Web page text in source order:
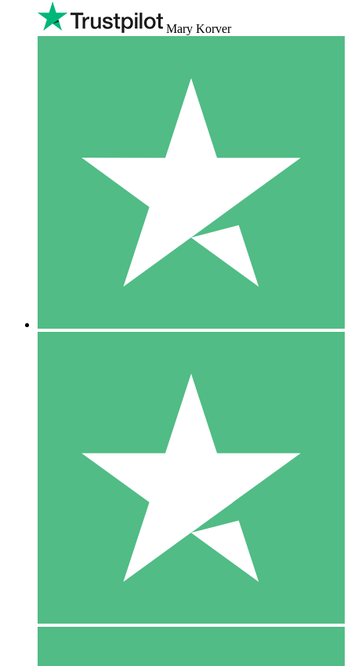
Mary Korver